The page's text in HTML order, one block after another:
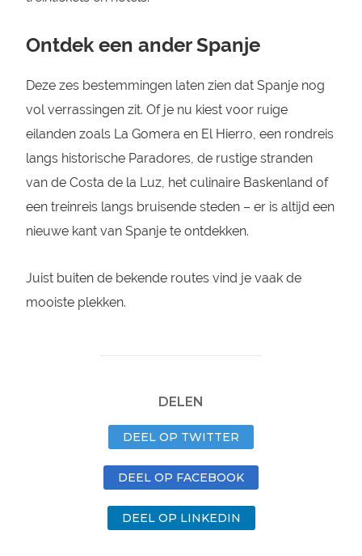
Ontdek een ander Spanje
Deze zes bestemmingen laten zien dat Spanje nog
vol verrassingen zit. Of je nu kiest voor ruige
eilanden zoals La Gomera en El Hierro, een rondreis
langs historische Paradores, de rustige stranden
van de Costa de la Luz, het culinaire Baskenland of
een treinreis langs bruisende steden – er is altijd een
nieuwe kant van Spanje te ontdekken.
Juist buiten de bekende routes vind je vaak de
mooiste plekken.
DELEN
DEEL OP TWITTER
DEEL OP FACEBOOK
DEEL OP LINKEDIN